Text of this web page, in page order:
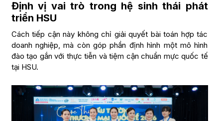
Định vị vai trò trong hệ sinh thái phát
triển HSU
Cách tiếp cận này không chỉ giải quyết bài toán hợp tác
doanh nghiệp, mà còn góp phần định hình một mô hình
đào tạo gắn với thực tiễn và tiệm cận chuẩn mực quốc tế
tại HSU.